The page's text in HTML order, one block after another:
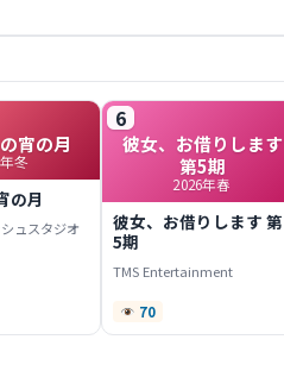
宵の月
冬
の月
ュスタジオ
6
彼女、お借りします
第5期
2026年春
彼女、お借りします 第
5期
TMS Entertainment
70